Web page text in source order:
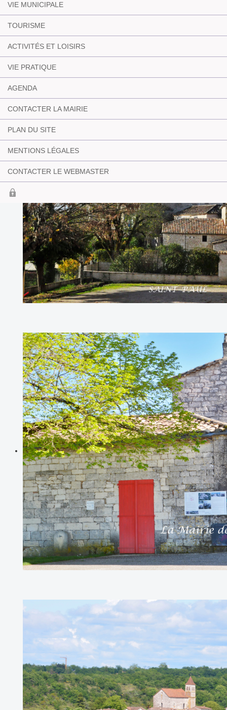
VIE MUNICIPALE
TOURISME
ACTIVITÉS ET LOISIRS
VIE PRATIQUE
AGENDA
CONTACTER LA MAIRIE
PLAN DU SITE
MENTIONS LÉGALES
CONTACTER LE WEBMASTER